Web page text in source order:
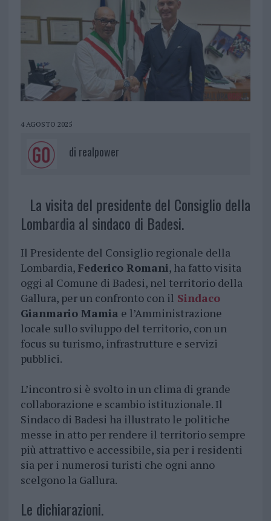
4 AGOSTO 2025
di realpower
La visita del presidente del Consiglio della
Lombardia al sindaco di Badesi.
Il Presidente del Consiglio regionale della
Lombardia, Federico Romani, ha fatto visita
oggi al Comune di Badesi, nel territorio della
Gallura, per un confronto con il Sindaco
Gianmario Mamia e l’Amministrazione
locale sullo sviluppo del territorio, con un
focus su turismo, infrastrutture e servizi
pubblici.
L’incontro si è svolto in un clima di grande
collaborazione e scambio istituzionale. Il
Sindaco di Badesi ha illustrato le politiche
messe in atto per rendere il territorio sempre
più attrattivo e accessibile, sia per i residenti
sia per i numerosi turisti che ogni anno
scelgono la Gallura.
Le dichiarazioni.